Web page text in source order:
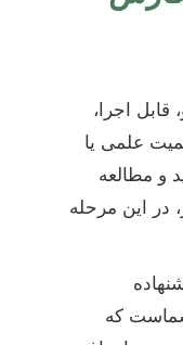
قابل اجرا،
علمی یا
و مطالعه
در این مرحله
که